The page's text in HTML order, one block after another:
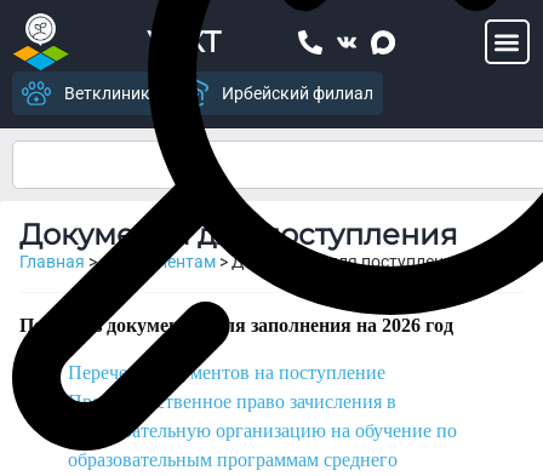
УСХТ
Ветклиника Ирбейский филиал
Документы для поступления
Главная >Абитуриентам >Документы для поступления
Перечень документов для заполнения на 2026 год
Перечень документов на поступление
Преимущественное право зачисления в
образовательную организацию на обучение по
образовательным программам среднего